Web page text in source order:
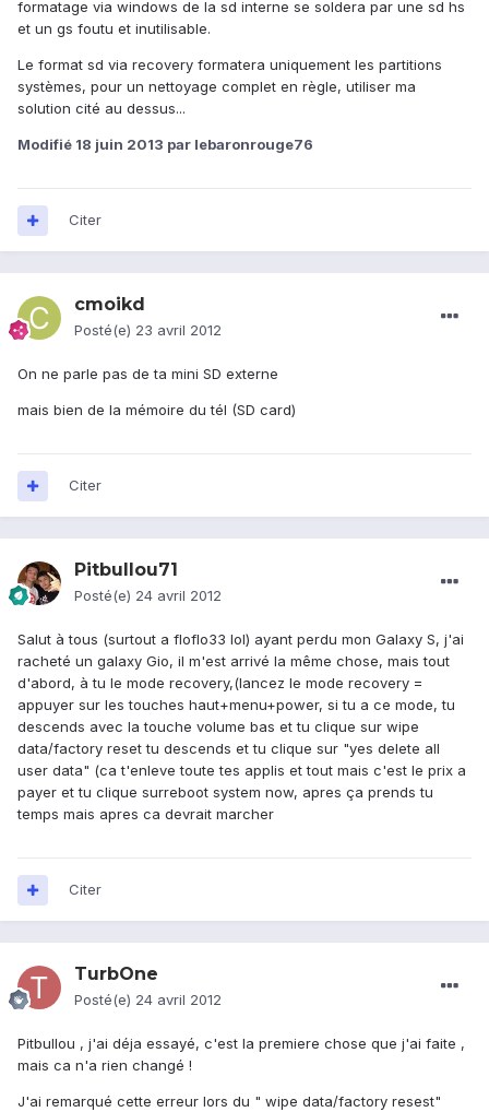
formatage via windows de la sd interne se soldera par une sd hs
et un gs foutu et inutilisable.
Le format sd via recovery formatera uniquement les partitions
systèmes, pour un nettoyage complet en règle, utiliser ma
solution cité au dessus...
Modifié 18 juin 2013 par lebaronrouge76
Citer
cmoikd
Posté(e) 23 avril 2012
On ne parle pas de ta mini SD externe
mais bien de la mémoire du tél (SD card)
Citer
Pitbullou71
Posté(e) 24 avril 2012
Salut à tous (surtout a floflo33 lol) ayant perdu mon Galaxy S, j'ai
racheté un galaxy Gio, il m'est arrivé la même chose, mais tout
d'abord, à tu le mode recovery,(lancez le mode recovery =
appuyer sur les touches haut+menu+power, si tu a ce mode, tu
descends avec la touche volume bas et tu clique sur wipe
data/factory reset tu descends et tu clique sur "yes delete all
user data" (ca t'enleve toute tes applis et tout mais c'est le prix a
payer et tu clique surreboot system now, apres ça prends tu
temps mais apres ca devrait marcher
Citer
TurbOne
Posté(e) 24 avril 2012
Pitbullou , j'ai déja essayé, c'est la premiere chose que j'ai faite ,
mais ca n'a rien changé !
J'ai remarqué cette erreur lors du " wipe data/factory resest"